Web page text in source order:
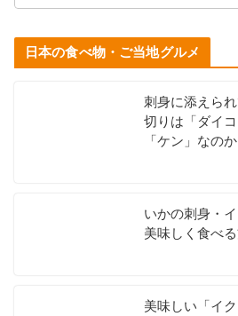
日本の食べ物・ご当地グルメ
刺身に添えら
切りは「ダイ
「ケン」なのか
いかの刺身・
美味しく食べ
美味しい「イ